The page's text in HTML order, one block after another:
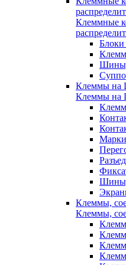
Клеммные
Шины,
Клеммы на
Клеммы на
Шины,
Клеммы,
Клеммы,